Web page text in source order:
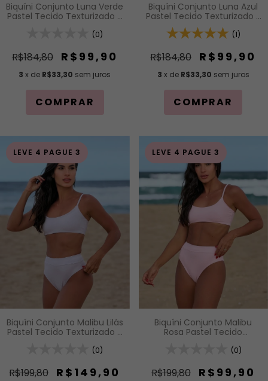
Biquíni Conjunto Luna Verde
Pastel Tecido Texturizado -
Removível e Calcinha de
Lateral
(0)
R$184,80 R$99,90
3 x de R$33,30 sem juros
COMPRAR
Biquíni Conjunto Luna Azul
Pastel Tecido Texturizado -
Top Cortininha com Bojo
Removível e Calcinha de
Lateral
(1)
R$184,80 R$99,90
3 x de R$33,30 sem juros
COMPRAR
LEVE 4 PAGUE 3
Biquíni Conjunto Malibu Lilás
Pastel Tecido Texturizado -
Removível e Calcinha
(0)
R$199,80 R$149,90
LEVE 4 PAGUE 3
Biquíni Conjunto Malibu
Rosa Pastel Tecido
Alças Fixas e Bojo
Cintura Alta (Hot Pants)
(0)
R$199,80 R$99,90